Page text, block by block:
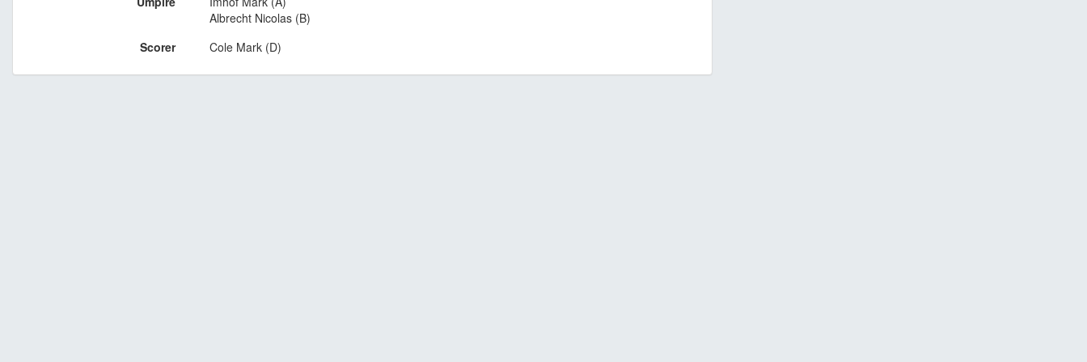
Albrecht Nicolas (B)
Scorer
Cole Mark (D)